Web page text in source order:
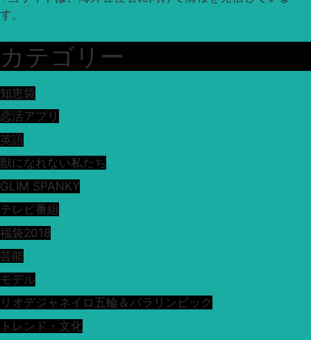
す。
カテゴリー
知恵袋
恋活アプリ
英語
獣になれない私たち
GLIM SPANKY
テレビ番組
福袋2018
芸能
モデル
リオデジャネイロ五輪＆パラリンピック
トレンド・文化